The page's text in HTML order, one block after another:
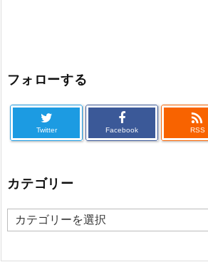
フォローする
Twitter Facebook

RSS
カテゴリー
カ